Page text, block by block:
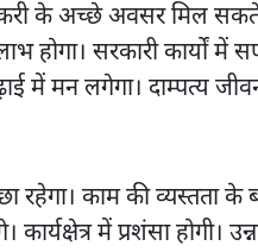
के अच्छे अवसर मिल सकते
होगा। सरकारी कार्यों में
में मन लगेगा। दाम्पत्य
रहेगा। काम की व्यस्तता के
कार्यक्षेत्र में प्रशंसा होगी।